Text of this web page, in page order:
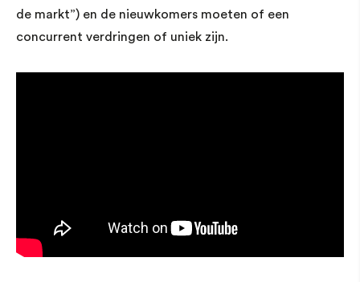
de markt”) en de nieuwkomers moeten of een
concurrent verdringen of uniek zijn.